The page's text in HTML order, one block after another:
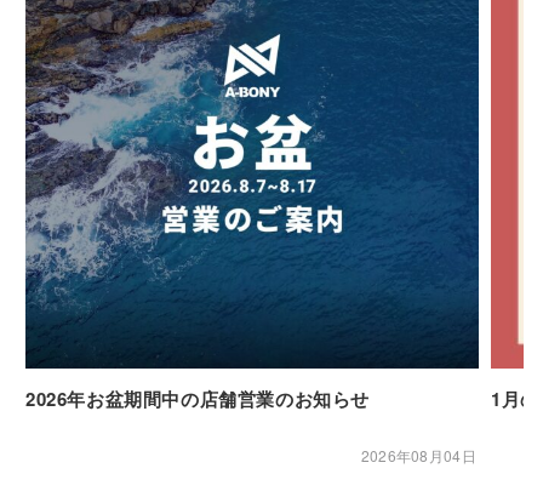
2026年お盆期間中の店舗営業のお知らせ
2026年08月04日
1月